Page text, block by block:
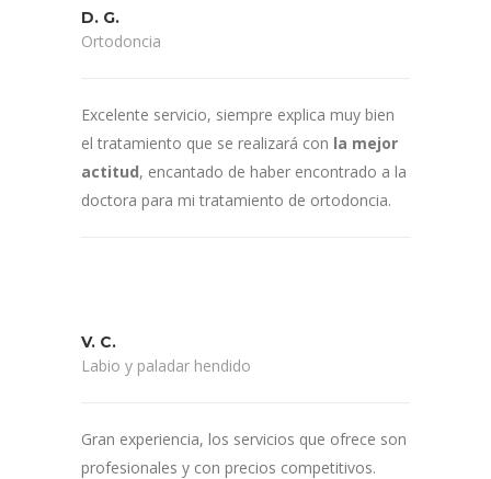
D. G.
Ortodoncia
Excelente servicio, siempre explica muy bien
el tratamiento que se realizará con la mejor
actitud, encantado de haber encontrado a la
doctora para mi tratamiento de ortodoncia.
V. C.
Labio y paladar hendido
Gran experiencia, los servicios que ofrece son
profesionales y con precios competitivos.